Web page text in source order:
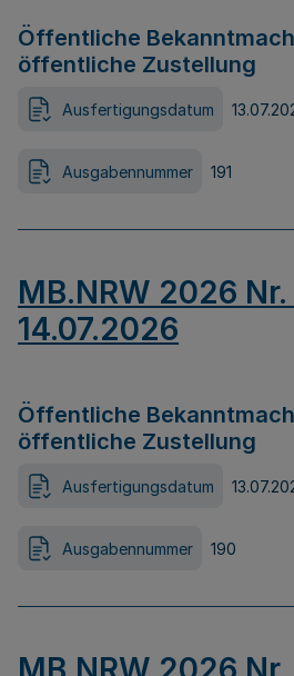
Öffentliche
öffentliche Zustellung
Ausfertigungsdatum
Ausgabennummer 191
MB.NRW 2026
14.07.2026
Öffentliche
öffentliche Zustellung
Ausfertigungsdatum
Ausgabennummer 190